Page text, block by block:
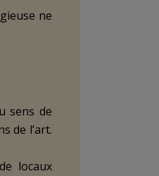
ne
sens de
de l’art.
locaux